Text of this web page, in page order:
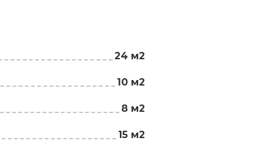
24 м2
10 м2
8 м2
15 м2